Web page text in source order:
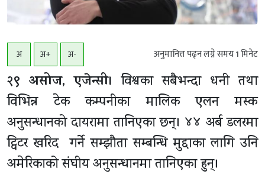
अ अ+ अ- अनुमानित्त पढ्न लग्ने समय1मिनेट
२९ असोज, एजेन्सी। विश्वका सबैभन्दा धनी तथा
विभिन्न टेक कम्पनीका मालिक एलन मस्क
अनुसन्धानको दायरामा तानिएका छन्। ४४ अर्ब डलरमा
ट्विटर खरिद गर्ने सम्झाैता सम्बन्धि मुद्दाका लागि उनि
अमेरिकाको संघीय अनुसन्धानमा तानिएका हुन्।